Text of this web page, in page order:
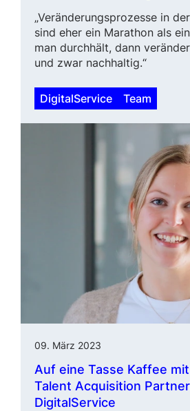
„Veränderungsprozesse in
sind eher ein Marathon als
man durchhält, dann
und zwar nachhaltig.“
DigitalService Team
09. März 2023
Auf eine Tasse Kaffee
Talent Acquisition
DigitalService